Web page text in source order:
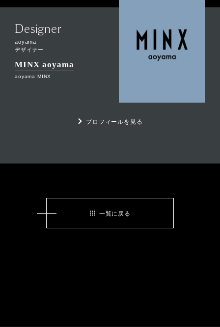
Designer
aoyama
デザイナー
MINX aoyama
aoyama MINX
プロフィールを見る
一覧に戻る